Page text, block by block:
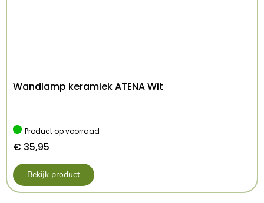
Wandlamp keramiek ATENA Wit
Product op voorraad
€ 35,95
Bekijk product